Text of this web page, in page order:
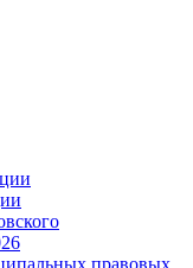
правовых